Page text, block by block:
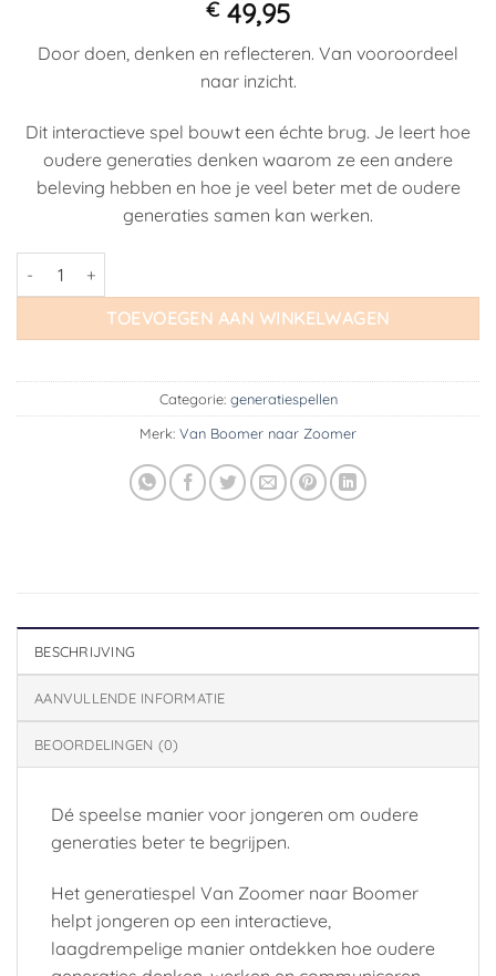
€49,95
Door doen, denken en reflecteren. Van vooroordeel
naar inzicht.
Dit interactieve spel bouwt een échte brug. Je leert hoe
oudere generaties denken waarom ze een andere
beleving hebben en hoe je veel beter met de oudere
generaties samen kan werken.
Generatiespel: Van Zoomer naar Boomer aantal
TOEVOEGEN AAN WINKELWAGEN
Categorie: generatiespellen
Merk: Van Boomer naar Zoomer
BESCHRIJVING
AANVULLENDE INFORMATIE
BEOORDELINGEN (0)
Dé speelse manier voor jongeren om oudere
generaties beter te begrijpen.
Het generatiespel Van Zoomer naar Boomer
helpt jongeren op een interactieve,
laagdrempelige manier ontdekken hoe oudere